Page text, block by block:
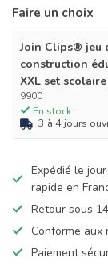
Faire un choix
Join Clips® jeu
construction
XXL set scolaire
9900
En stock
3 à 4 jours
Expédié le
rapide en
Retour sous
Conforme aux
Paiement